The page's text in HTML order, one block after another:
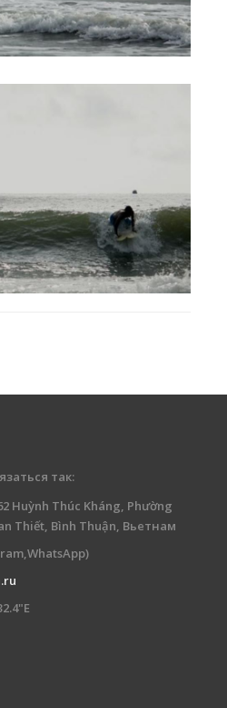
так:
Huỳnh Thúc Kháng, Phường
Thiết, Bình Thuận, Вьетнам